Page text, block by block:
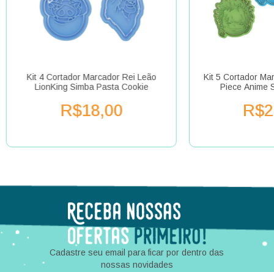
Kit 4 Cortador Marcador Rei Leão
LionKing Simba Pasta Cookie
R$18,00
Kit 5 Cortador
Piece Anime
Cadastre seu email para ficar por dentro das
nossas novidades